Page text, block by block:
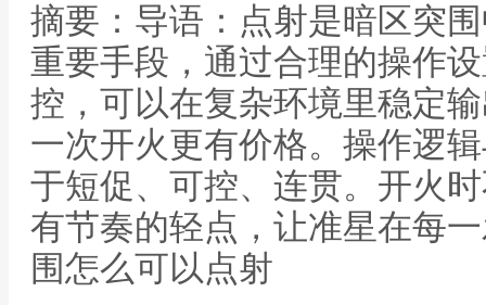
摘要：导语：点射是暗区突
重要手段，通过合理的操作
控，可以在复杂环境里稳定
一次开火更有价格。操作逻
于短促、可控、连贯。开火
有节奏的轻点，让准星在每
围怎么可以点射